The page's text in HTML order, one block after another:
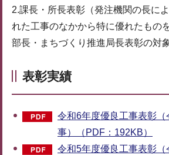
2.課長・所長表彰（発注機関の長に
れた工事のなかから特に優れたもの
部長・まちづくり推進局長表彰の対
表彰実績
令和6年度優良工事表彰（
事）（PDF：192KB）
令和5年度優良工事表彰（